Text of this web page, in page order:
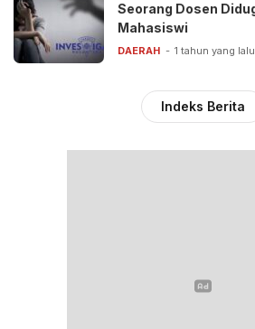
Seorang Dosen Diduga Sexting ke
Mahasiswi
DAERAH 1 tahun yang lalu
Indeks Berita